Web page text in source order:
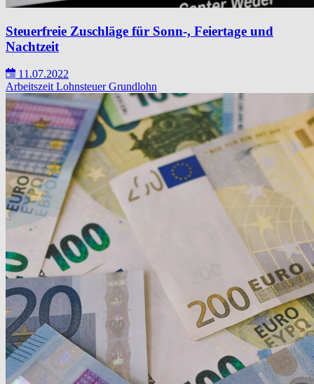
Steuerfreie Zuschläge für Sonn-, Feiertage und
Nachtzeit
11.07.2022
Arbeitszeit LohnsteuerGrundlohn